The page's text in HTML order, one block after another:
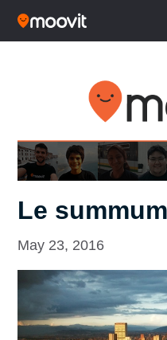
Le
May 23, 2016